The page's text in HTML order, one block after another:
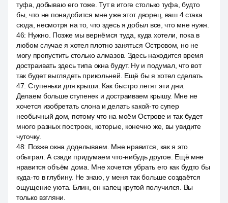
туфа, добываю его тоже. Тут в итоге столько туфа, будто
бы, что не понадобится мне уже этот дворец, ваш 4 стака
сюда, несмотря на то, что здесь я добыл все, что мне нужн.
46: Нужно. Позже мы вернёмся туда, куда хотели, пока в
любом случае я хотел плотно заняться Островом, но не
могу пропустить столько алмазов. Здесь находится время
достраивать здесь типа окна будут. Ну и подумал, что вот
так будет выглядеть прикольней. Ещё бы я хотел сделать
47: Ступеньки для крыши. Как быстро летят эти дни.
Делаем больше ступенек и достраиваем крышу. Мне не
хочется изобретать слона и делать какой-то супер
необычный дом, потому что на моём Острове и так будет
много разных построек, которые, конечно же, вы увидите
чуточку.
48: Позже окна доделываем. Мне нравится, как я это
обыграл. А сзади придумаем что-нибудь другое. Ещё мне
нравится объём дома. Мне хочется убрать его как будто бы
куда-то в глубину. Не знаю, у меня так больше создаётся
ощущение уюта. Блин, он капец крутой получился. Вы
только взгляни.